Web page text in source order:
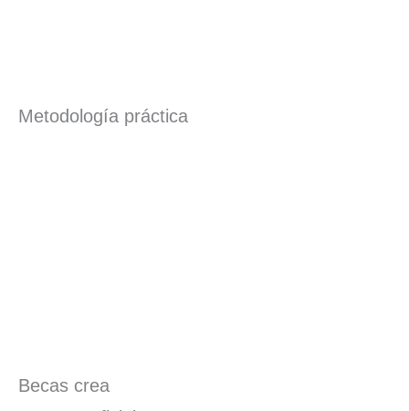
Metodología práctica
Becas crea